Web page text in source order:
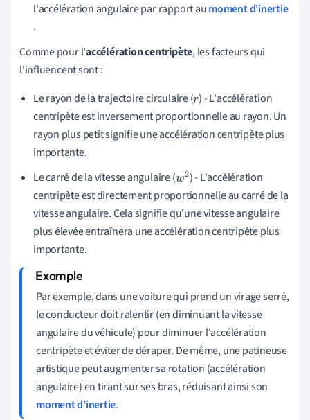
l'accélération angulaire par rapport aumoment d'inertie
.
Comme pour l'accélération centripète, les facteurs qui
l'influencent sont :
Le rayon de la trajectoire circulaire (r) - L'accélération
centripète est inversement proportionnelle au rayon. Un
rayon plus petit signifie une accélération centripète plus
importante.
Le carré de la vitesse angulaire (w2) - L'accélération
centripète est directement proportionnelle au carré de la
vitesse angulaire. Cela signifie qu'une vitesse angulaire
plus élevée entraînera une accélération centripète plus
importante.
Par exemple, dans une voiture qui prend un virage serré,
le conducteur doit ralentir (en diminuant la vitesse
angulaire du véhicule) pour diminuer l'accélération
centripète et éviter de déraper. De même, une patineuse
artistique peut augmenter sa rotation (accélération
angulaire) en tirant sur ses bras, réduisant ainsi son
moment d'inertie.